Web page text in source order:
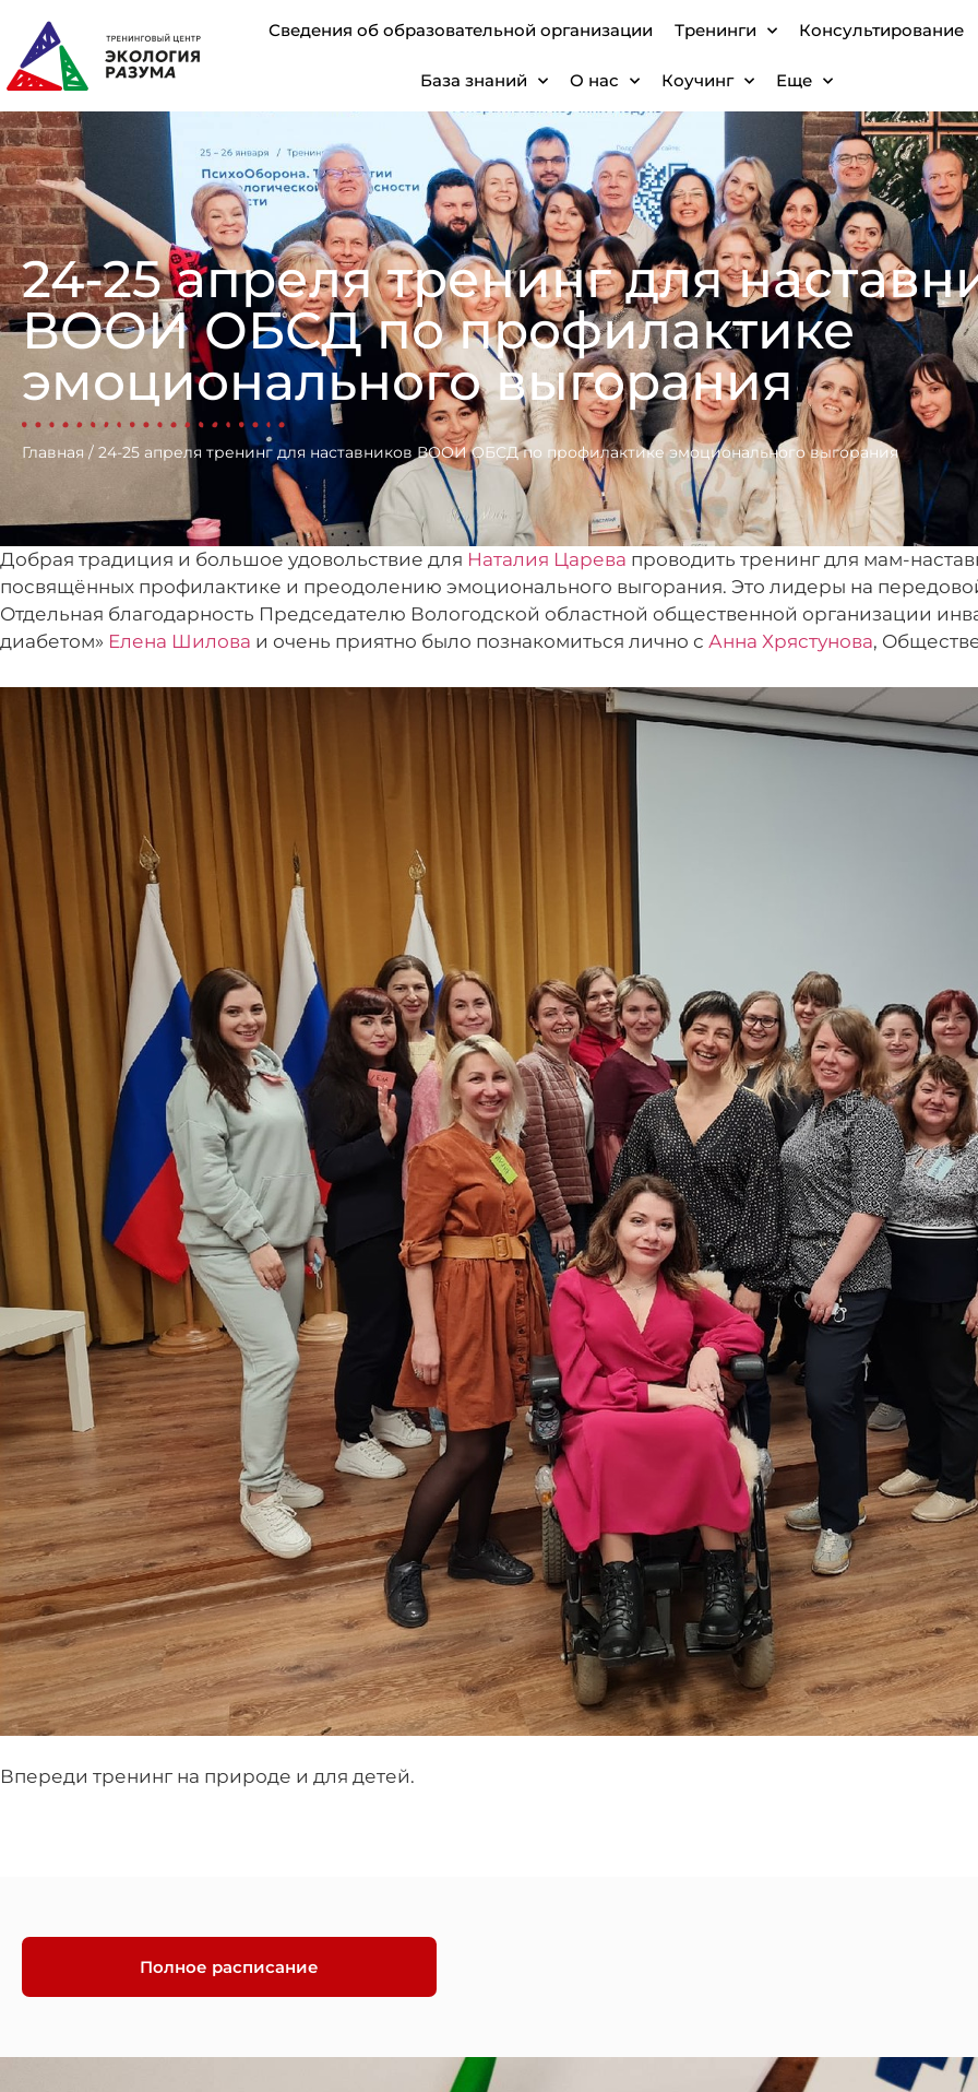
Сведения об образовательной организации Тренинги Консультирование
База знаний О нас Коучинг Еще
24-25 апреля тренинг для
ВООИ ОБСД по профилактике
эмоционального выгорания
Главная / 24-25 апреля тренинг для наставников ВООИ ОБСД по профилактике эмоционального выгорания
Добрая традиция и большое удовольствие для Наталия Царева проводить тренинг для мам-
посвящённых профилактике и преодолению эмоционального выгорания. Это лидеры на
Отдельная благодарность Председателю Вологодской областной общественной организации
диабетом» Елена Шилова и очень приятно было познакомиться лично с Анна Хрястунова,
Впереди тренинг на природе и для детей.
Полное расписание